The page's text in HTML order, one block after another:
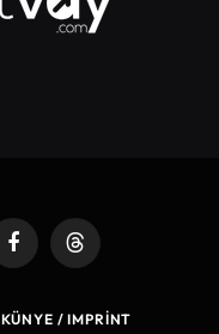
FacebookThreads
KÜNYE / IMPRINT